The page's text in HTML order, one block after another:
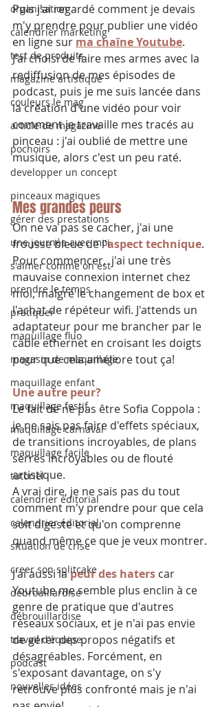
organisation
calendrier marketing
test de produits
magazine artistique
couleurs le mag
article de magazine
pochoirs
developper un concept
pinceaux magiques
gérer des prestations
une journée avec moi
s'aimer comme on est
prendre le temps
pratiquer
maquillage fluo
magasin de maquillage
maquillage enfant
maquillage festif
maquillage carnaval
maquillage facile
tutoriel
calendrier éditorial
calendrier éditorial
situation de crise
creer son splitcake
débrouillardise
débrouillardise
travail d'équipe
podcast
nouvelles idées
Puis j'ai regardé comment je devais
m'y prendre pour publier une vidéo
en ligne sur ma chaîne Youtube.
J'ai choisi de faire mes armes avec la
rediffusion de mes épisodes de
podcast, puis je me suis lancée dans
la création d'une vidéo pour voir
comment je travaille mes tracés au
pinceau : j'ai oublié de mettre une
musique, alors c'est un peu raté.
Mes grandes peurs
On ne va pas se cacher, j'ai une
frousse bleue de l'aspect technique.
Pour commencer,  j'ai une très
mauvaise connexion internet chez
moi, malgré le changement de box et
l'achat de répéteur wifi. J'attends un
adaptateur pour me brancher par le
câble ethernet en croisant les doigts
pour que cela améliore tout ça!
Une autre peur?
Le fait de ne pas être Sofia Coppola :
je ne sais pas faire d'effets spéciaux,
de transitions incroyables, de plans
serrés incroyables ou de flouté
artistique.
A vrai dire, je ne sais pas du tout
comment m'y prendre pour que cela
soit digeste et qu'on comprenne
quand même ce que je veux montrer.
J'ai aussi la peur des haters car
Youtube me semble plus enclin à ce
genre de pratique que d'autres
réseaux sociaux, et je n'ai pas envie
de gérer des propos négatifs et
désagréables. Forcément, en
s'exposant davantage, on s'y
retrouve plus confronté mais je n'ai